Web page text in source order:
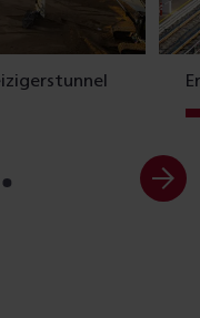
Ga